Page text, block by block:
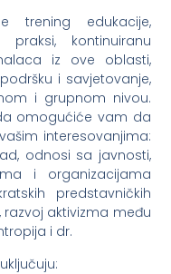
trening edukacije,
kontinuiranu
iz ove oblasti,
i savjetovanje,
i grupnom nivou.
omogućiće vam da
interesovanjima:
odnosi sa javnosti,
i organizacijama
predstavničkih
aktivizma među
i dr.